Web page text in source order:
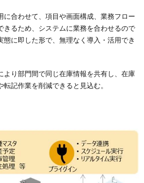
に合わせて、項目や画面構成、業務フロー
きるため、システムに業務を合わせるので
態に即した形で、無理なく導入・活用でき
より部門間で同じ在庫情報を共有し、在庫
記作業を削減できると見込む。